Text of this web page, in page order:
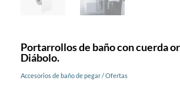
Portarrollos de baño con cuerda
Diábolo.
Accesorios de baño de pegar/Ofertas